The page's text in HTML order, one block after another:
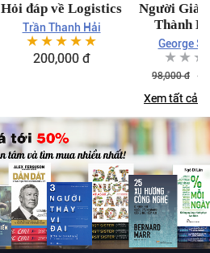
Hỏi đáp về Logistics
Trần Thanh Hải
☆☆☆☆☆
200,000đ
Người
Thành
George S
☆ ☆ ☆
98,000đ
Xem tất cả